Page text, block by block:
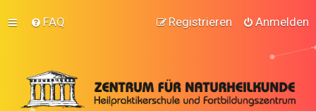
FAQ Anmelden
Registrieren